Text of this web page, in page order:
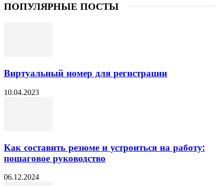
ПОПУЛЯРНЫЕ ПОСТЫ
Виртуальный номер для регистрации
10.04.2023
Как составить резюме и устроиться на работу:
пошаговое руководство
06.12.2024